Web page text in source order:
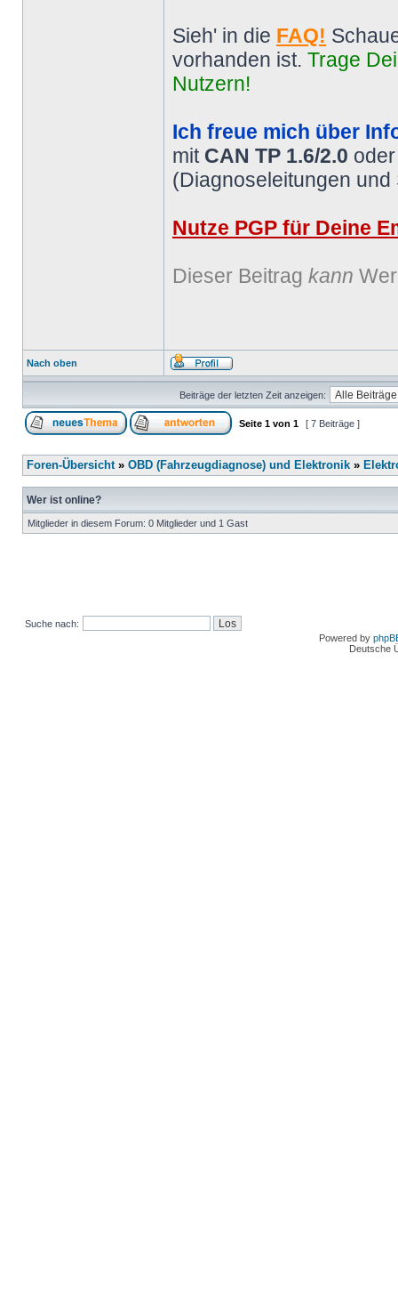
Sieh' in die FAQ!
vorhanden ist. Trage
Nutzern!
Ich freue mich über
mit CAN TP 1.6/2.0
(Diagnoseleitungen
Nutze PGP für Deine
Dieser Beitrag kann
Nach oben
Beiträge der letzten Zeit anzeigen:
Seite 1 von 1 [ 7 Beiträge ]
Foren-Übersicht» OBD (Fahrzeugdiagnose) und Elektronik »
Wer ist online?
Mitglieder in diesem Forum: 0 Mitglieder und 1 Gast
Suche nach:
Powered by
Deutsche